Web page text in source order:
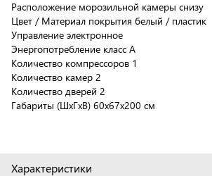
Расположение морозильной камеры снизу
Цвет / Материал покрытия белый / пластик
Управление электронное
Энергопотребление класс A
Количество компрессоров 1
Количество камер 2
Количество дверей 2
Габариты (ШxГxВ) 60x67x200 см
Характеристики